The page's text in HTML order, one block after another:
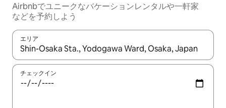
Airbnbでユニークなバ⁠ケ⁠ー⁠シ⁠ョ⁠ンレ⁠ン⁠タ⁠ルや一⁠軒⁠家
な⁠ど⁠を予⁠約⁠し⁠よ⁠う
エリア
検索結果が表示されたら、上下の矢印キーを使って移動するか
チェックイン